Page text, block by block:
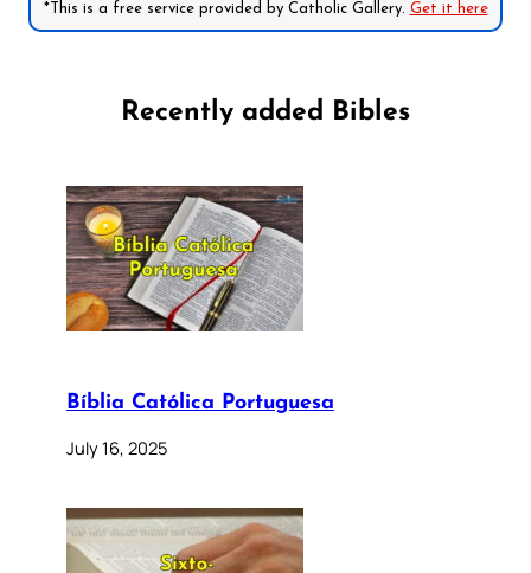
*This is a free service provided by Catholic Gallery. Get it here
Recently added Bibles
Bíblia Católica Portuguesa
July 16, 2025